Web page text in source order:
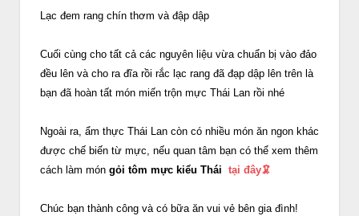
Lạc đem rang chín thơm và đập dập
Cuối cùng cho tất cả các nguyên liệu vừa chuẩn bị vào đảo
đều lên và cho ra đĩa rồi rắc lạc rang đã đạp dập lên trên là
bạn đã hoàn tất món miến trộn mực Thái Lan rồi nhé
Ngoài ra, ẩm thực Thái Lan còn có nhiều món ăn ngon khác
được chế biến từ mực, nếu quan tâm bạn có thể xem thêm
cách làm món gỏi tôm mực kiểu Thái tại đây🦑
Chúc bạn thành công và có bữa ăn vui vẻ bên gia đình!